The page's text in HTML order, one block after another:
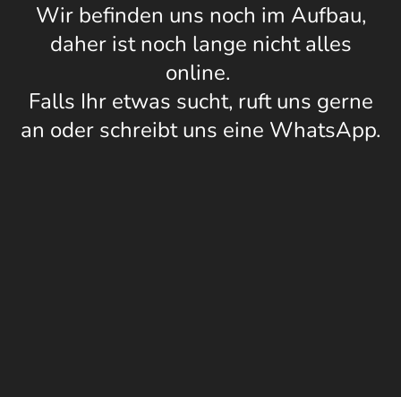
Wir befinden uns noch im Aufbau,
daher ist noch lange nicht alles
online.
Falls Ihr etwas sucht, ruft uns gerne
an oder schreibt uns eine WhatsApp.